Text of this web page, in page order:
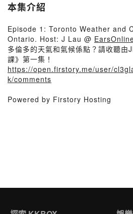
本集介紹
Episode 1: Toronto Weather and
Ontario. Host: J Lau @
多倫多的天氣和氣候係點？請收聽由
課》第一集！
https://open.firstory.me/user/
k/comments
Powered by Firstory Hosting